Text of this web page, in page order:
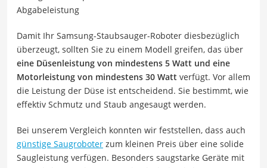
Abgabeleistung
Damit Ihr Samsung-Staubsauger-Roboter diesbezüglich
überzeugt, sollten Sie zu einem Modell greifen, das über
eine Düsenleistung von mindestens 5 Watt und eine
Motorleistung von mindestens 30 Watt verfügt. Vor allem
die Leistung der Düse ist entscheidend. Sie bestimmt, wie
effektiv Schmutz und Staub angesaugt werden.
Bei unserem Vergleich konnten wir feststellen, dass auch
günstige Saugroboter zum kleinen Preis über eine solide
Saugleistung verfügen. Besonders saugstarke Geräte mit